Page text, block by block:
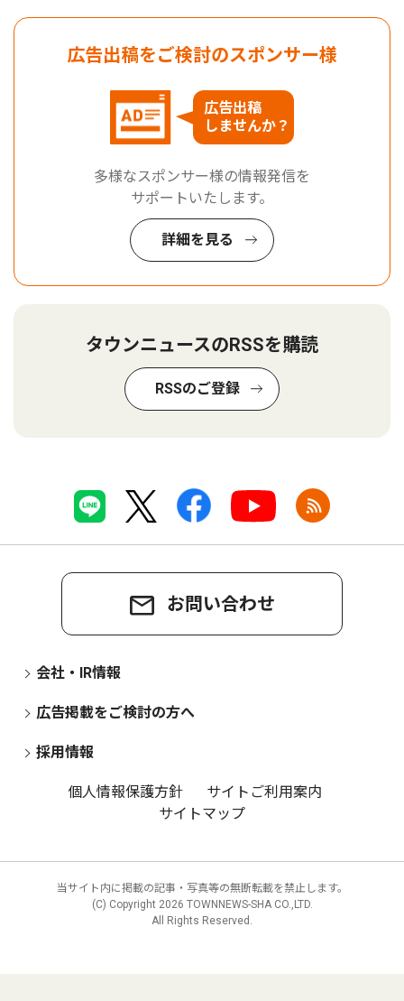
広告出稿をご検討のスポンサー様
広告出稿
しませんか？
多様なスポンサー様の情報発信を
サポートいたします。
詳細を見る
タウンニュースのRSSを購読
RSSのご登録
お問い合わせ
会社・IR情報
広告掲載をご検討の方へ
採用情報
個人情報保護方針
サイトご利用案内
サイトマップ
当サイト内に掲載の記事・写真等の無断転載を禁止します。
(C) Copyright 2026 TOWNNEWS-SHA CO.,LTD.
All Rights Reserved.